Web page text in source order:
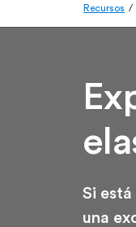
Recursos
Si
una